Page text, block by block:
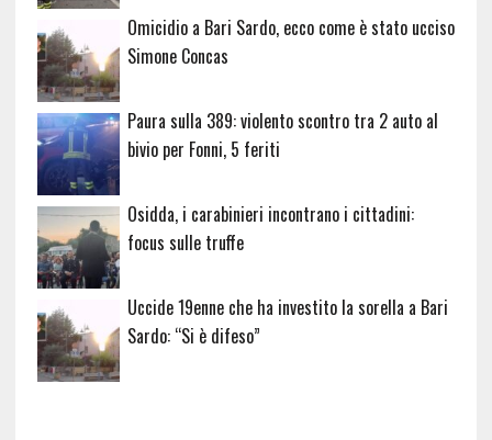
Omicidio a Bari Sardo, ecco come è stato ucciso
Simone Concas
Paura sulla 389: violento scontro tra 2 auto al
bivio per Fonni, 5 feriti
Osidda, i carabinieri incontrano i cittadini:
focus sulle truffe
Uccide 19enne che ha investito la sorella a Bari
Sardo: “Si è difeso”